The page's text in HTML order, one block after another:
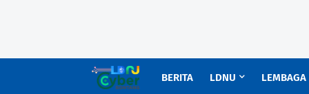
BERITA LDNU LEMBAGA